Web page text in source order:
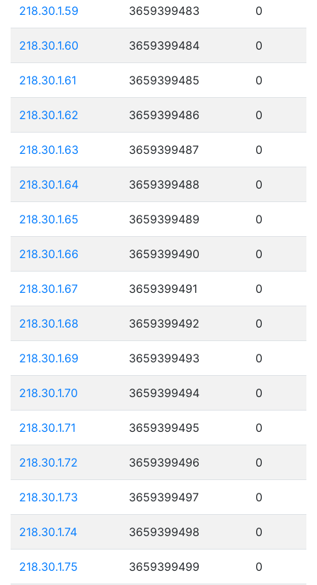
218.30.1.59 3659399483 0
218.30.1.60 3659399484 0
218.30.1.61 3659399485 0
218.30.1.62 3659399486 0
218.30.1.63 3659399487 0
218.30.1.64 3659399488 0
218.30.1.65 3659399489 0
218.30.1.66 3659399490 0
218.30.1.67 3659399491 0
218.30.1.68 3659399492 0
218.30.1.69 3659399493 0
218.30.1.70 3659399494 0
218.30.1.71 3659399495 0
218.30.1.72 3659399496 0
218.30.1.73 3659399497 0
218.30.1.74 3659399498 0
218.30.1.75 3659399499 0